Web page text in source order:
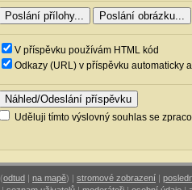
V příspěvku používám HTML kód
Odkazy (URL) v příspěvku automaticky
Uděluji tímto výslovný souhlas se
(odtud | na mapě) | stromové zobrazení |